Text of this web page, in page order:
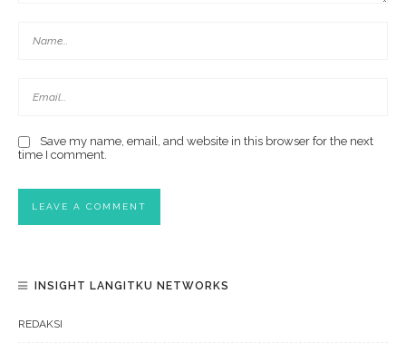
Save my name, email, and website in this browser for the next
time I comment.
INSIGHT LANGITKU NETWORKS
REDAKSI